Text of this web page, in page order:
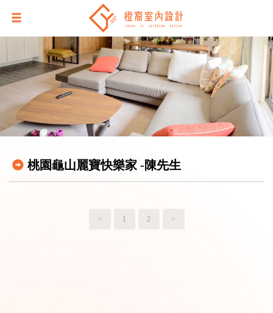
桃園龜山麗寶快樂家 -陳先生
< 1 2 >